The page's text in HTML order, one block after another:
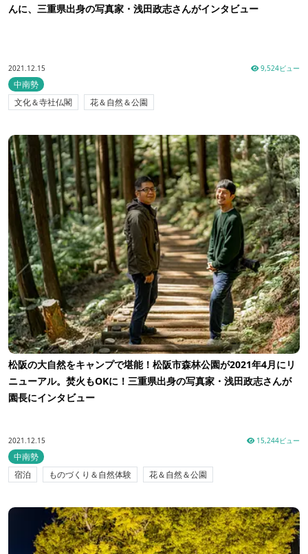
んに、三重県出身の写真家・浅田政志さんがインタビュー
2021.12.15 9,524ビュー
中南勢
文化＆寺社仏閣
花＆自然＆公園
松阪の大自然をキャンプで堪能！松阪市森林公園が2021年4月にリ
ニューアル。焚火もOKに！三重県出身の写真家・浅田政志さんが
園長にインタビュー
2021.12.15 15,244ビュー
中南勢
宿泊
ものづくり＆自然体験 花＆自然＆公園